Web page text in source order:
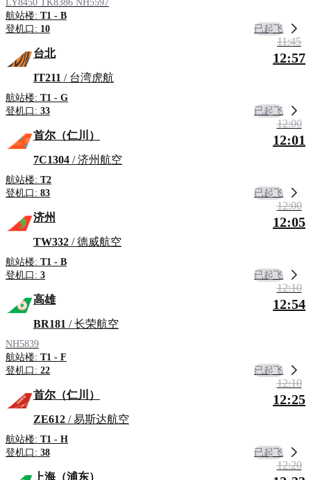
LY8450 TK8386 NH5597
航站楼: T1 - B
登机口: 10 已起飞
台北
IT211 / 台湾虎航
航站楼: T1 - G
登机口: 33
11:45
12:57
已起飞
首尔（仁川）
7C1304 / 济州航空
航站楼: T2
登机口: 83
12:00
12:01
已起飞
济州
TW332 / 德威航空
航站楼: T1 - B
登机口: 3
12:00
12:05
已起飞
高雄
BR181 / 长荣航空
NH5839
航站楼: T1 - F
登机口: 22
12:10
12:54
已起飞
首尔（仁川）
ZE612 / 易斯达航空
航站楼: T1 - H
登机口: 38
12:10
12:25
已起飞
上海（浦东）
12:20